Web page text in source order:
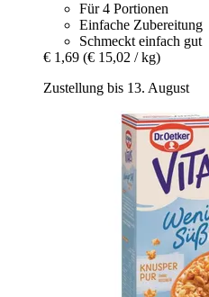
Für 4 Portionen
Einfache Zubereitung
Schmeckt einfach gut
€ 1,69 (€ 15,02 / kg)
Zustellung bis 13. August